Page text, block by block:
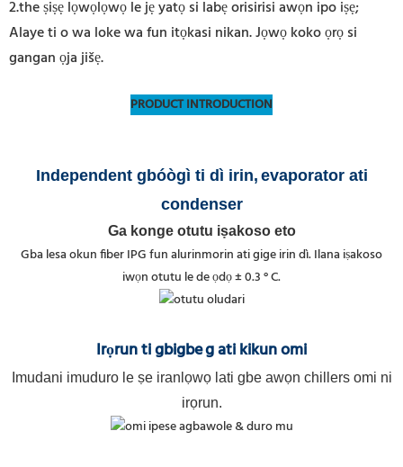
2.the ṣiṣẹ lọwọlọwọ le jẹ yatọ si labẹ orisirisi awọn ipo iṣẹ;
Alaye ti o wa loke wa fun itọkasi nikan. Jọwọ koko ọrọ si
gangan ọja jišẹ.
PRODUCT INTRODUCTION
Independent gbóògì ti dì irin, evaporator ati
condenser
Ga konge otutu iṣakoso eto
Gba lesa okun fiber IPG fun alurinmorin ati gige irin dì. Ilana iṣakoso
iwọn otutu le de ọdọ ± 0.3 ° C.
Irọrun ti gbigbeg ati kikun omi
Imudani imuduro le ṣe iranlọwọ lati gbe awọn chillers omi ni
irọrun.